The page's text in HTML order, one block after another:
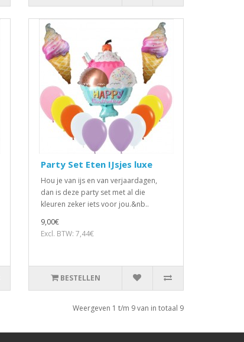
Party Set Eten IJsjes luxe
Hou je van ijs en van verjaardagen,
dan is deze party set met al die
kleuren zeker iets voor jou.&nb..
9,00€
Excl. BTW: 7,44€
BESTELLEN
Weergeven 1 t/m 9 van in totaal 9